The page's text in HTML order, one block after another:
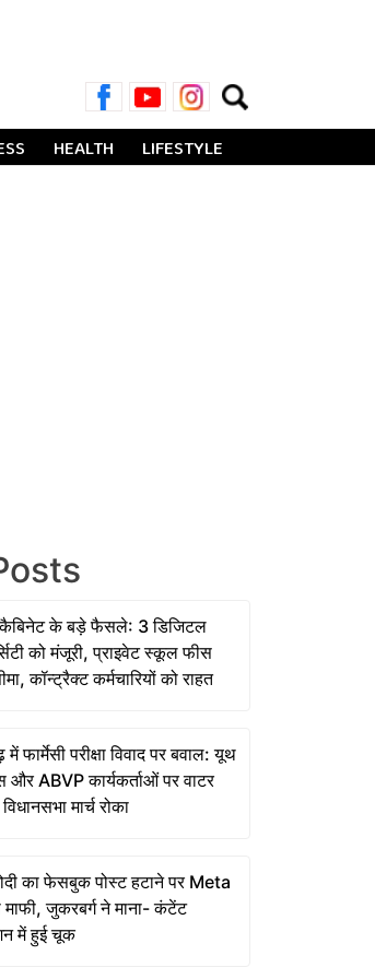
Search
for:
HEALTH LIFESTYLE
के बड़े फैसले: 3 डिजिटल
को मंजूरी, प्राइवेट स्कूल फीस
कॉन्ट्रैक्ट कर्मचारियों को राहत
फार्मेसी परीक्षा विवाद पर बवाल: यूथ
और ABVP कार्यकर्ताओं पर वाटर
मार्च रोका
का फेसबुक पोस्ट हटाने पर Meta
माफी, जुकरबर्ग ने माना- कंटेंट
में हुई चूक